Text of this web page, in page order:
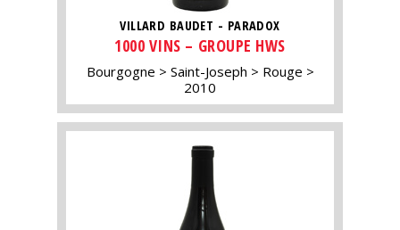
VILLARD BAUDET - PARADOX
1000 VINS – GROUPE HWS
Bourgogne Saint-Joseph
Rouge
2010